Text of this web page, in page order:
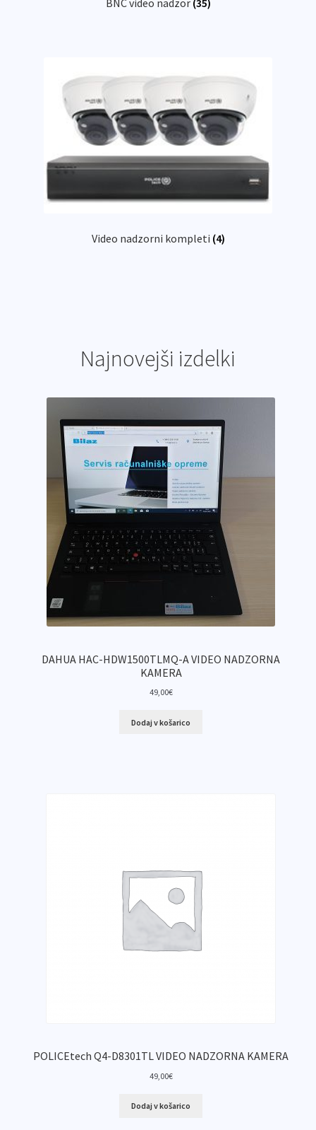
Video nadzorni kompleti (4)
Najnovejši izdelki
DAHUA HAC-HDW1500TLMQ-A VIDEO NADZORNA
KAMERA
49,00€
Dodaj v košarico
POLICEtech Q4-D8301TL VIDEO NADZORNA KAMERA
49,00€
Dodaj v košarico